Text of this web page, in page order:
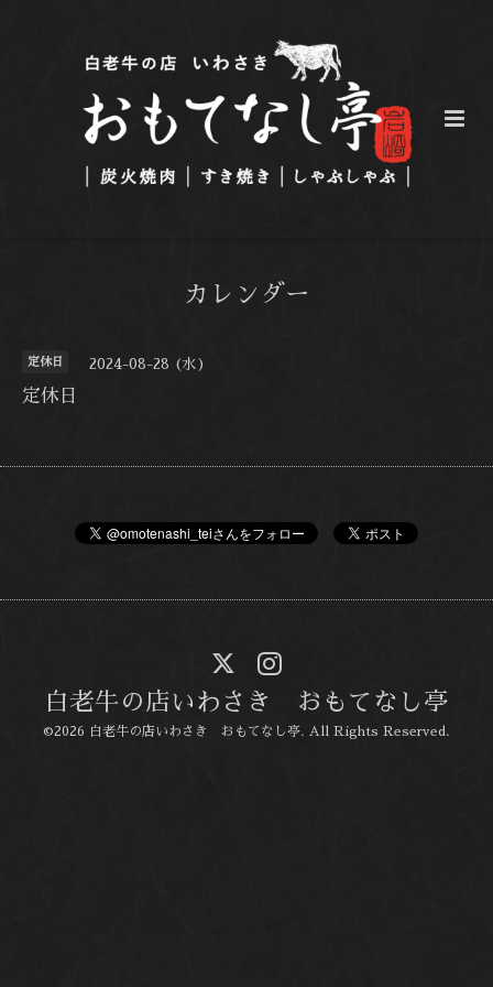
カレンダー
定休日 2024-08-28 (水)
定休日
白老牛の店いわさき おもてなし亭
©2026 白老牛の店いわさき おもてなし亭. All Rights Reserved.